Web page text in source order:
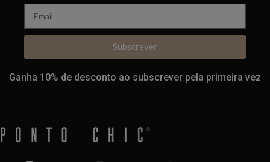
Subscrever
Ganha 10% de desconto ao subscrever pela primeira vez